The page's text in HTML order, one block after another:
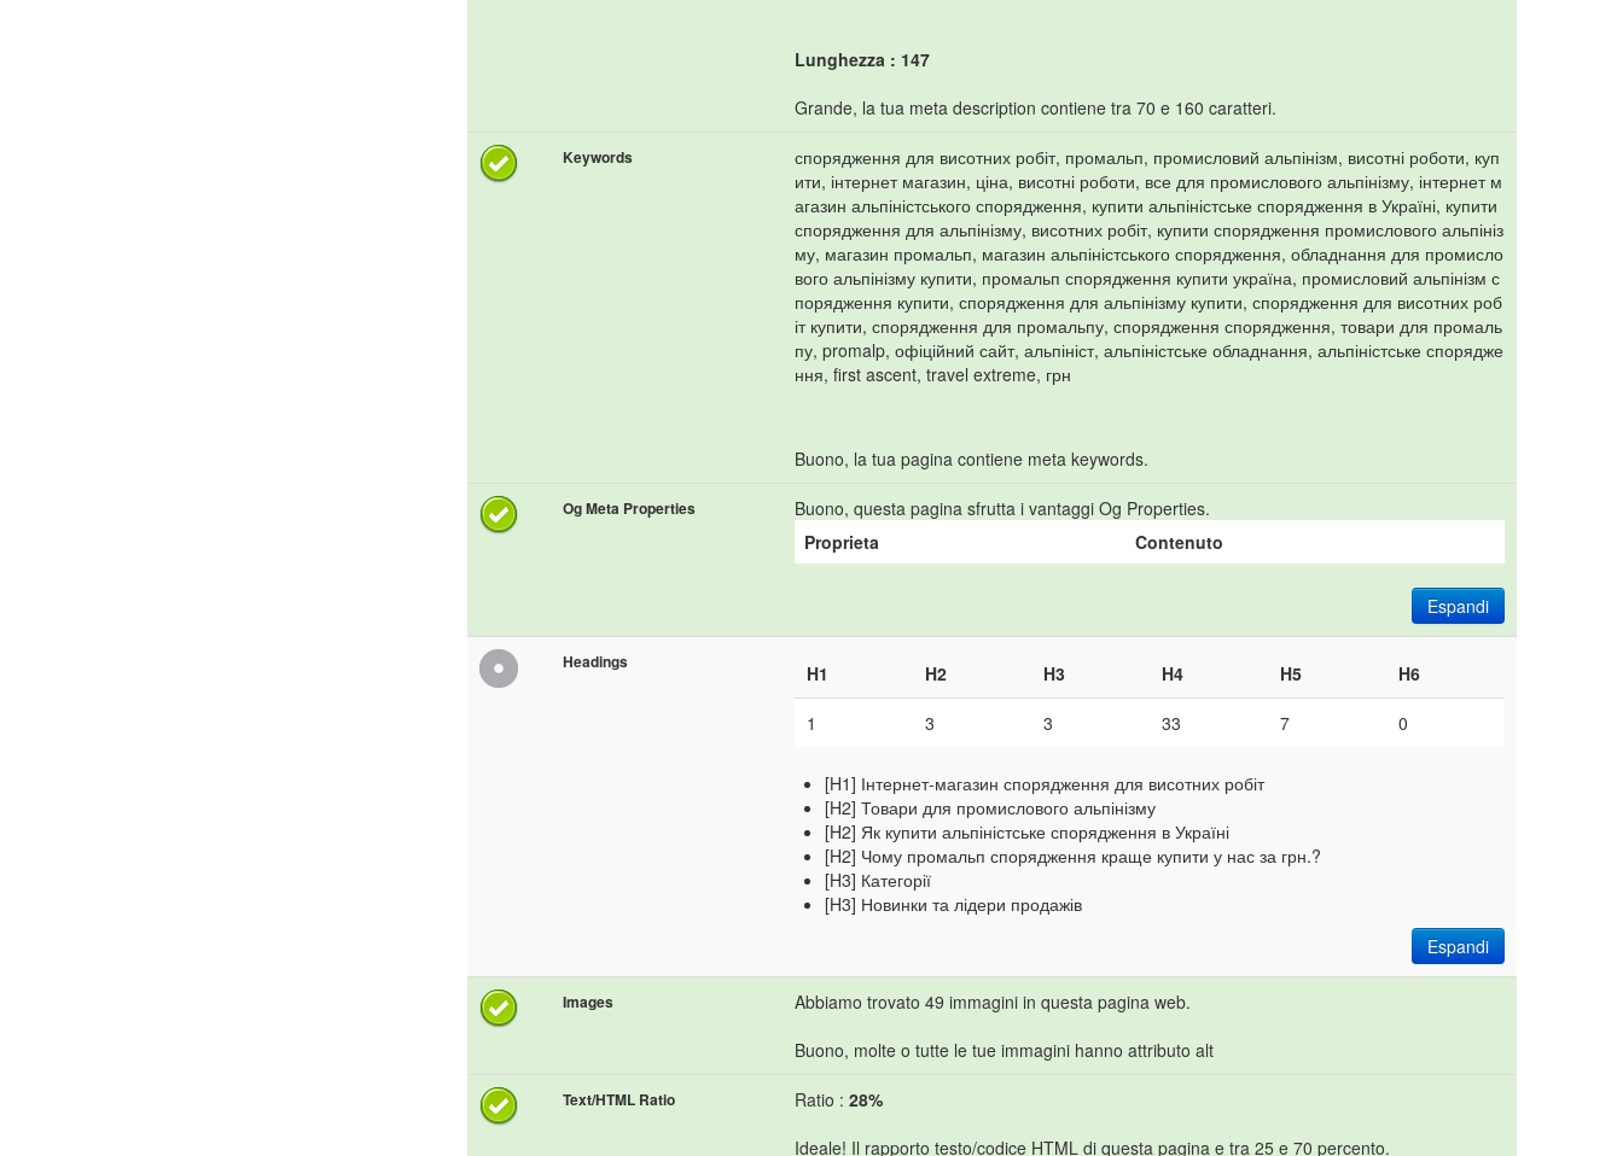
Lunghezza : 147
Grande, la tua meta description contiene tra 70 e 160 caratteri.
Keywords
спорядження для висотних робіт, промальп, промисловий альпінізм, висотні роботи, куп
ити, інтернет магазин, ціна, висотні роботи, все для промислового альпінізму, інтернет м
агазин альпіністського спорядження, купити альпіністське спорядження в Україні, купити
спорядження для альпінізму, висотних робіт, купити спорядження промислового альпініз
му, магазин промальп, магазин альпіністського спорядження, обладнання для промисло
вого альпінізму купити, промальп спорядження купити україна, промисловий альпінізм с
порядження купити, спорядження для альпінізму купити, спорядження для висотних роб
іт купити, спорядження для промальпу, спорядження спорядження, товари для промаль
пу, promalp, офіційний сайт, альпініст, альпіністське обладнання, альпіністське спорядже
ння, first ascent, travel extreme, грн
Buono, la tua pagina contiene meta keywords.
Og Meta Properties
Buono, questa pagina sfrutta i vantaggi Og Properties.
Proprieta
Contenuto
Espandi
Headings H1 H2 H3 H4 H5 H6
1 3 3 33 7 0
[H1] Інтернет-магазин спорядження для висотних робіт
[H2] Товари для промислового альпінізму
[H2] Як купити альпіністське спорядження в Україні
[H2] Чому промальп спорядження краще купити у нас за грн.?
[H3] Категорії
[H3] Новинки та лідери продажів
Espandi
Images
Abbiamo trovato 49 immagini in questa pagina web.
Buono, molte o tutte le tue immagini hanno attributo alt
Text/HTML Ratio Ratio : 28%
Ideale! Il rapporto testo/codice HTML di questa pagina e tra 25 e 70 percento.